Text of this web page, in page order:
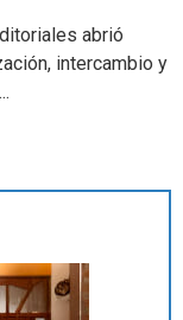
abrió
intercambio y